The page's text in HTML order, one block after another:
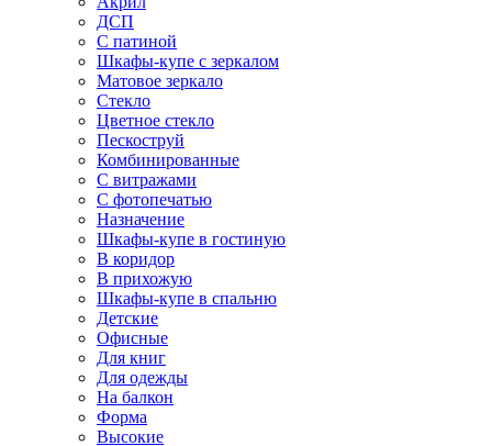
ДСП
С патиной
Шкафы-купе с зеркалом
Матовое зеркало
Стекло
Цветное стекло
Пескоструй
Комбинированные
С витражами
С фотопечатью
Назначение
Шкафы-купе в гостиную
В коридор
В прихожую
Шкафы-купе в спальню
Детские
Офисные
Для книг
Для одежды
На балкон
Форма
Высокие